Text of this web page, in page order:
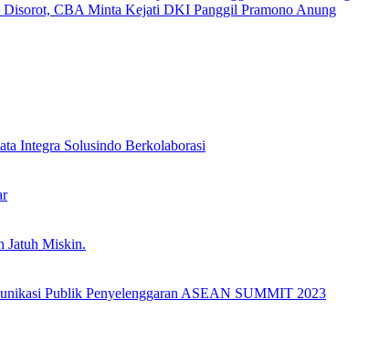
Disorot, CBA Minta Kejati DKI Panggil Pramono Anung
Integra Solusindo Berkolaborasi
Jatuh Miskin.
Publik Penyelenggaran ASEAN SUMMIT 2023